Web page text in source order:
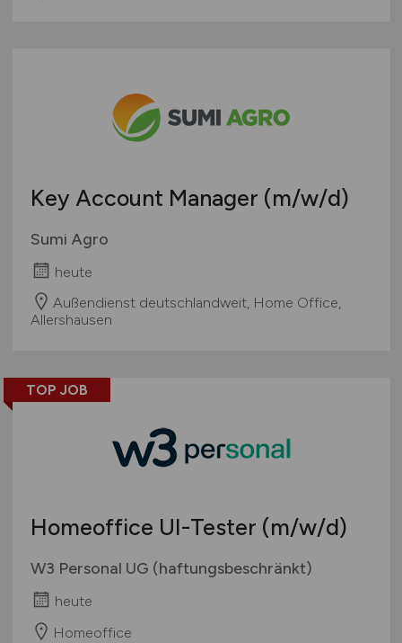
Key Account Manager (m/w/d)
Sumi Agro
heute
Außendienst deutschlandweit, Home Office,
Allershausen
TOP JOB
Homeoffice UI-Tester (m/w/d)
W3 Personal UG (haftungsbeschränkt)
heute
Homeoffice